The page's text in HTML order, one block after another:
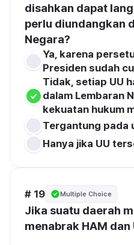
disahkan dapat
perlu diundangkan
Negara?
Ya, karena
Presiden sudah
Tidak, setiap UU
dalam Lembaran
kekuatan hukum
Tergantung pada
Hanya jika UU
# 19 Multiple Choice
Jika suatu daerah
menabrak HAM dan